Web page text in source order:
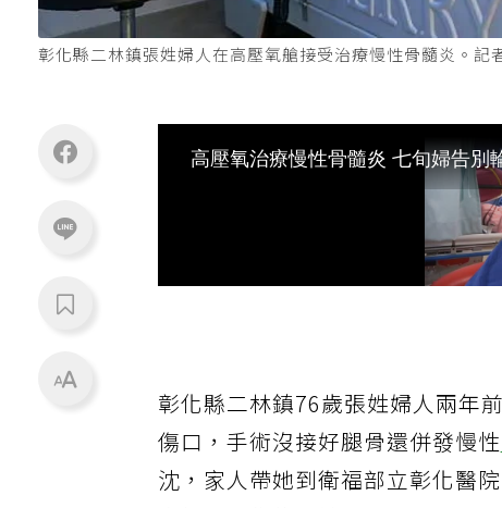
彰化縣二林鎮張姓婦人在高壓氧艙接受治療慢性骨髓炎。記
彰化縣二林鎮76歲張姓婦人兩年
傷口，手術沒接好腿骨還併發慢性
沈，家人帶她到衛福部立彰化醫